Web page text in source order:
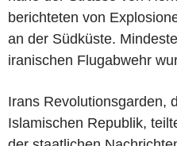
berichteten von
an der Südküste.
iranischen Flugabwehr
Irans Revolutionsgarden,
Islamischen Republik,